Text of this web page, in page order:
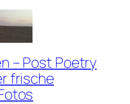
– Post Poetry
frische